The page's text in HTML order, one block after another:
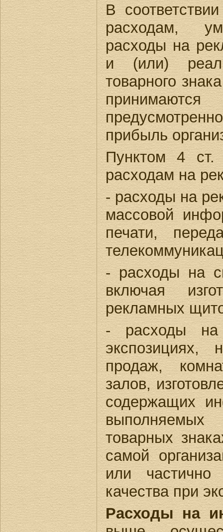
В
расходам,
расходы на
и (или)
товарного
прибыль
Пунктом 4
расходам на
- расходы на
массовой
печати,
- расходы на
включая
рекламных
- расходы на
экспозициях,
продаж,
залов,
содержащих
выполняемых
товарных
самой
или частично
качества при
Расходы на